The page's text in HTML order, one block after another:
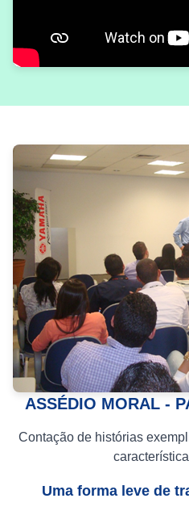
ASSÉDIO MORAL -
Contação de histórias
Uma forma leve de